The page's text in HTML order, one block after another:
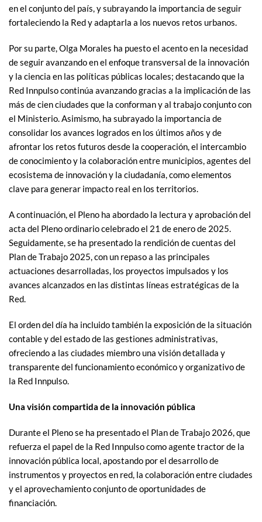
en el conjunto del país, y subrayando la importancia de seguir
fortaleciendo la Red y adaptarla a los nuevos retos urbanos.
Por su parte, Olga Morales ha puesto el acento en la necesidad
de seguir avanzando en el enfoque transversal de la innovación
y la ciencia en las políticas públicas locales; destacando que la
Red Innpulso continúa avanzando gracias a la implicación de las
más de cien ciudades que la conforman y al trabajo conjunto con
el Ministerio. Asimismo, ha subrayado la importancia de
consolidar los avances logrados en los últimos años y de
afrontar los retos futuros desde la cooperación, el intercambio
de conocimiento y la colaboración entre municipios, agentes del
ecosistema de innovación y la ciudadanía, como elementos
clave para generar impacto real en los territorios.
A continuación, el Pleno ha abordado la lectura y aprobación del
acta del Pleno ordinario celebrado el 21 de enero de 2025.
Seguidamente, se ha presentado la rendición de cuentas del
Plan de Trabajo 2025, con un repaso a las principales
actuaciones desarrolladas, los proyectos impulsados y los
avances alcanzados en las distintas líneas estratégicas de la
Red.
El orden del día ha incluido también la exposición de la situación
contable y del estado de las gestiones administrativas,
ofreciendo a las ciudades miembro una visión detallada y
transparente del funcionamiento económico y organizativo de
la Red Innpulso.
Una visión compartida de la innovación pública
Durante el Pleno se ha presentado el Plan de Trabajo 2026, que
refuerza el papel de la Red Innpulso como agente tractor de la
innovación pública local, apostando por el desarrollo de
instrumentos y proyectos en red, la colaboración entre ciudades
y el aprovechamiento conjunto de oportunidades de
financiación.